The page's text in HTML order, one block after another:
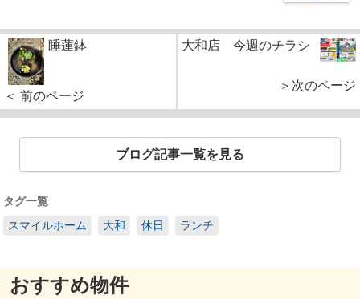
睡蓮鉢
＜ 前のページ
大和店 今週のチラシ
＞次のページ
ブログ記事一覧を見る
タグ一覧
スマイルホーム
大和 休日 ランチ
おすすめ物件